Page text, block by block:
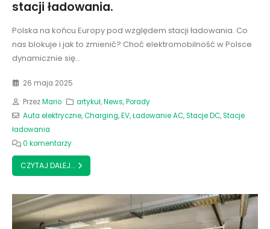
stacji ładowania.
Polska na końcu Europy pod względem stacji ładowania. Co
nas blokuje i jak to zmienić? Choć elektromobilność w Polsce
dynamicznie się...
26 maja 2025
PrzezMario artykuł,News,Porady
Auta elektryczne,Charging,EV,Ładowanie AC,Stacje DC,Stacje
ładowania
0 komentarzy
CZYTAJ DALEJ...